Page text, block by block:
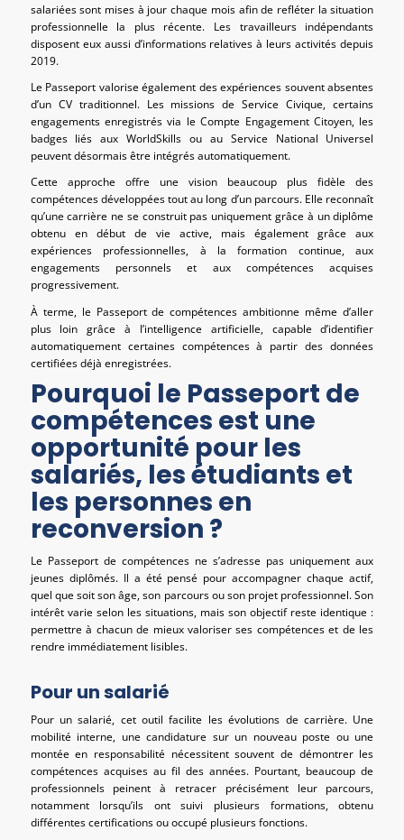
salariées sont mises à jour chaque mois afin de refléter la situation
professionnelle la plus récente. Les travailleurs indépendants
disposent eux aussi d’informations relatives à leurs activités depuis
2019.
Le Passeport valorise également des expériences souvent absentes
d’un CV traditionnel. Les missions de Service Civique, certains
engagements enregistrés via le Compte Engagement Citoyen, les
badges liés aux WorldSkills ou au Service National Universel
peuvent désormais être intégrés automatiquement.
Cette approche offre une vision beaucoup plus fidèle des
compétences développées tout au long d’un parcours. Elle reconnaît
qu’une carrière ne se construit pas uniquement grâce à un diplôme
obtenu en début de vie active, mais également grâce aux
expériences professionnelles, à la formation continue, aux
engagements personnels et aux compétences acquises
progressivement.
À terme, le Passeport de compétences ambitionne même d’aller
plus loin grâce à l’intelligence artificielle, capable d’identifier
automatiquement certaines compétences à partir des données
certifiées déjà enregistrées.
Pourquoi le Passeport de
compétences est une
opportunité pour les
salariés, les étudiants et
les personnes en
reconversion ?
Le Passeport de compétences ne s’adresse pas uniquement aux
jeunes diplômés. Il a été pensé pour accompagner chaque actif,
quel que soit son âge, son parcours ou son projet professionnel. Son
intérêt varie selon les situations, mais son objectif reste identique :
permettre à chacun de mieux valoriser ses compétences et de les
rendre immédiatement lisibles.
Pour un salarié
Pour un salarié, cet outil facilite les évolutions de carrière. Une
mobilité interne, une candidature sur un nouveau poste ou une
montée en responsabilité nécessitent souvent de démontrer les
compétences acquises au fil des années. Pourtant, beaucoup de
professionnels peinent à retracer précisément leur parcours,
notamment lorsqu’ils ont suivi plusieurs formations, obtenu
différentes certifications ou occupé plusieurs fonctions.